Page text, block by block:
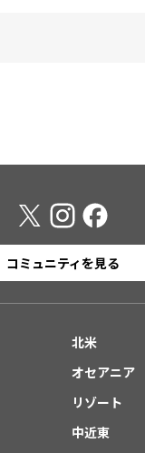
コミュニティを見る
北米
オセアニア
リゾート
中近東